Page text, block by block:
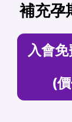
補充孕
入會
(